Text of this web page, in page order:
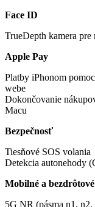
Face ID
TrueDepth kamera pre
Apple Pay
Platby iPhonom
webe
Dokončovanie
Macu
Bezpečnosť
Tiesňové SOS volania
Detekcia autonehody
Mobilné a
5G NR (pásma n1,